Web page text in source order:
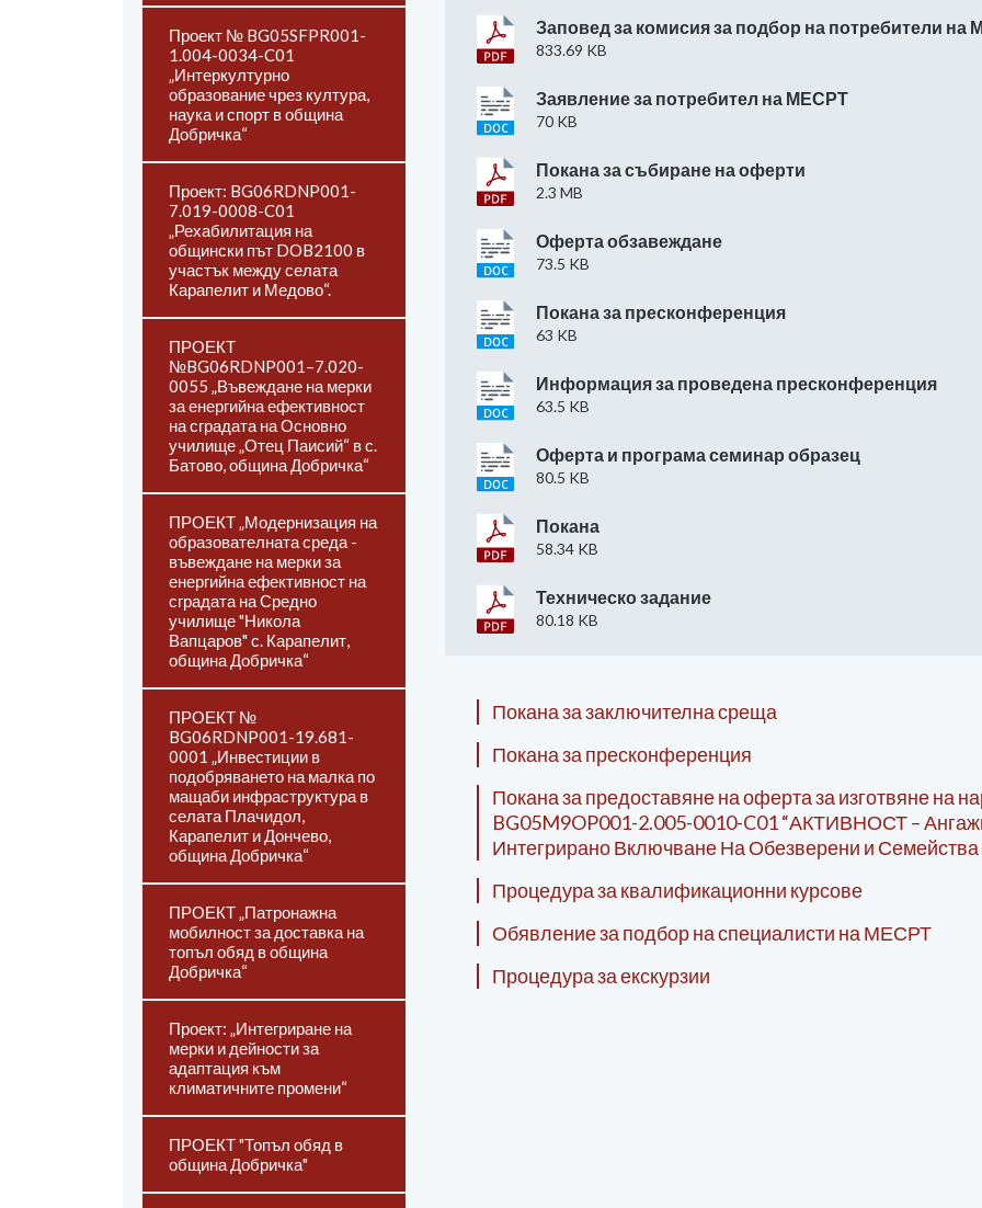
Проект № BG05SFPR001-
1.004-0034-C01
„Интеркултурно
образование чрез култура,
наука и спорт в община
Добричка“
Проект: BG06RDNP001-
7.019-0008-C01
„Рехабилитация на
общински път DOB2100 в
участък между селата
Карапелит и Медово“.
ПРОЕКТ
№BG06RDNP001–7.020-
0055 „Въвеждане на мерки
за енергийна ефективност
на сградата на Основно
училище „Отец Паисий“ в с.
Батово, община Добричка“
ПРОЕКТ „Модернизация на
образователната среда -
въвеждане на мерки за
енергийна ефективност на
сградата на Средно
училище "Никола
Вапцаров" с. Карапелит,
община Добричка“
ПРОЕКТ №
BG06RDNP001-19.681-
0001 „Инвестиции в
подобряването на малка по
мащаби инфраструктура в
селата Плачидол,
Карапелит и Дончево,
община Добричка“
ПРОЕКТ „Патронажна
мобилност за доставка на
топъл обяд в община
Добричка“
Проект: „Интегриране на
мерки и дейности за
адаптация към
климатичните промени“
ПРОЕКТ "Топъл обяд в
община Добричка"
Заповед за комисия за подбор на потребители на
833.69 KB
Заявление за потребител на МЕСРТ
70 KB
Покана за събиране на оферти
2.3 MB
Оферта обзавеждане
73.5 KB
Покана за пресконференция
63 KB
Информация за проведена пресконференция
63.5 KB
Оферта и програма семинар образец
80.5 KB
Покана
58.34 KB
Техническо задание
80.18 KB
Покана за заключителна среща
Покана за пресконференция
Покана за предоставяне на оферта за изготвяне на
BG05M9OP001-2.005-0010-C01 “АКТИВНОСТ –
Интегрирано Включване На Обезверени и Семейства
Процедура за квалификационни курсове
Обявление за подбор на специалисти на МЕСРТ
Процедура за екскурзии